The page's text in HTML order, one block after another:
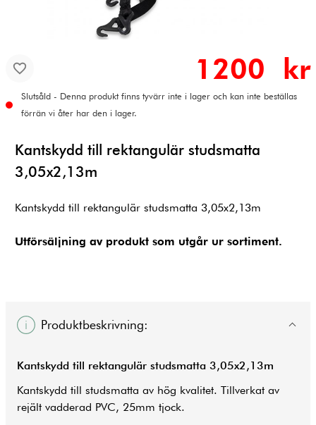
1200 kr
Slutsåld - Denna produkt finns tyvärr inte i lager och kan inte beställas
förrän vi åter har den i lager.
Kantskydd till rektangulär studsmatta
3,05x2,13m
Kantskydd till rektangulär studsmatta 3,05x2,13m
Utförsäljning av produkt som utgår ur sortiment.
Produktbeskrivning:
Kantskydd till rektangulär studsmatta 3,05x2,13m
Kantskydd till studsmatta av hög kvalitet. Tillverkat av
rejält vadderad PVC, 25mm tjock.